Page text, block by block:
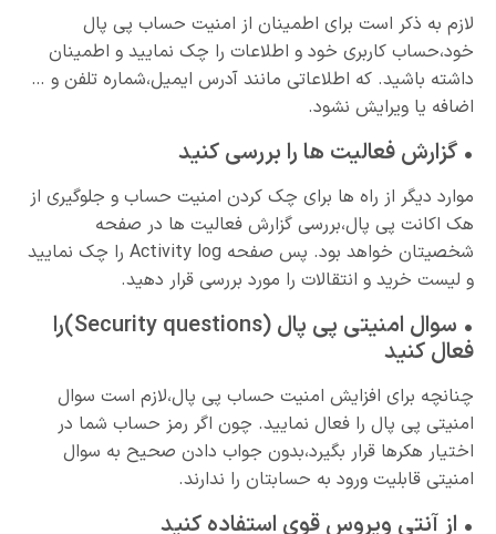
لازم به ذکر است برای اطمینان از امنیت حساب پی پال
خود،حساب کاربری خود و اطلاعات را چک نمایید و اطمینان
داشته باشید. که اطلاعاتی مانند آدرس ایمیل،شماره تلفن و …
اضافه یا ویرایش نشود.
• گزارش فعالیت ها را بررسی کنید
موارد دیگر از راه ها برای چک کردن امنیت حساب و جلوگیری از
هک اکانت پی پال،بررسی گزارش فعالیت ها در صفحه
شخصیتان خواهد بود. پس صفحه Activity log را چک نمایید
و لیست خرید و انتقالات را مورد بررسی قرار دهید.
• سوال امنیتی پی پال (Security questions)را
فعال کنید
چنانچه برای افزایش امنیت حساب پی پال،لازم است سوال
امنیتی پی پال را فعال نمایید. چون اگر رمز حساب شما در
اختیار هکرها قرار بگیرد،بدون جواب دادن صحیح به سوال
امنیتی قابلیت ورود به حسابتان را ندارند.
• از آنتی ویروس قوی استفاده کنید